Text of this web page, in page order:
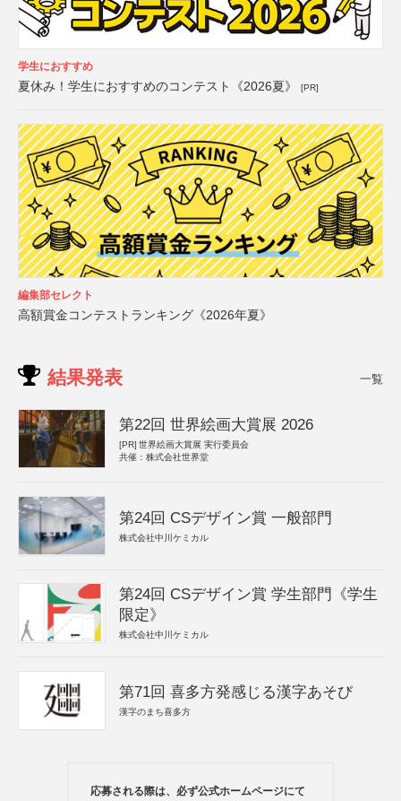
学生におすすめ
夏休み！学生におすすめのコンテスト《2026夏》 [PR]
編集部セレクト
高額賞金コンテストランキング《2026年夏》
結果発表 一覧
第22回 世界絵画大賞展 2026
[PR] 世界絵画大賞展 実行委員会
共催：株式会社世界堂
第24回 CSデザイン賞 一般部門
株式会社中川ケミカル
第24回 CSデザイン賞 学生部門《学生
限定》
株式会社中川ケミカル
第71回 喜多方発感じる漢字あそび
漢字のまち喜多方
応募される際は、必ず公式ホームページにて